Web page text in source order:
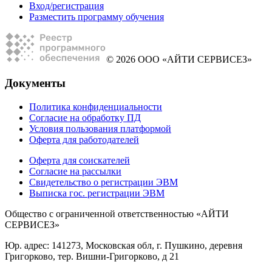
Вход/регистрация
Разместить программу обучения
© 2026 ООО «АЙТИ СЕРВИСЕЗ»
Документы
Политика конфиденциальности
Согласие на обработку ПД
Условия пользования платформой
Оферта для работодателей
Оферта для соискателей
Согласие на рассылки
Свидетельство о регистрации ЭВМ
Выписка гос. регистрации ЭВМ
Общество с ограниченной ответственностью «АЙТИ
СЕРВИСЕЗ»
Юр. адрес: 141273, Московская обл, г. Пушкино, деревня
Григорково, тер. Вишни-Григорково, д 21